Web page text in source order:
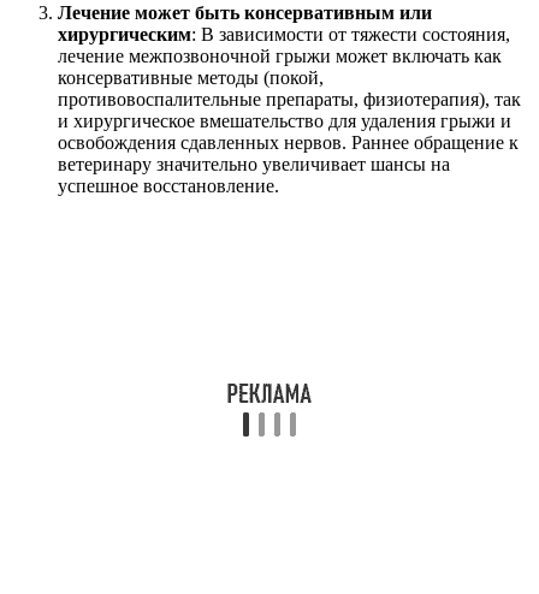
Лечение может быть консервативным или
хирургическим: В зависимости от тяжести состояния,
лечение межпозвоночной грыжи может включать как
консервативные методы (покой,
противовоспалительные препараты, физиотерапия), так
и хирургическое вмешательство для удаления грыжи и
освобождения сдавленных нервов. Раннее обращение к
ветеринару значительно увеличивает шансы на
успешное восстановление.